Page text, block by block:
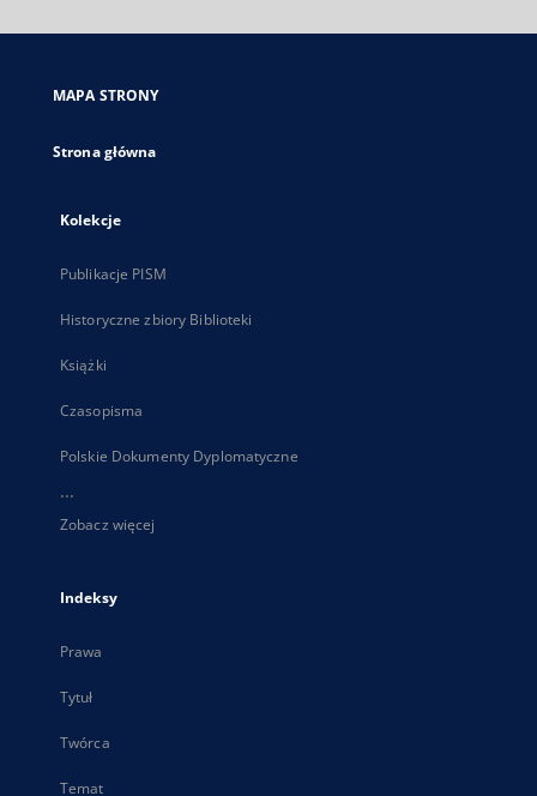
się
karcie
MAPA STRONY
Strona główna
Kolekcje
Publikacje PISM
Historyczne zbiory Biblioteki
Książki
Czasopisma
Polskie Dokumenty Dyplomatyczne
...
Zobacz więcej
Indeksy
Prawa
Tytuł
Twórca
Temat